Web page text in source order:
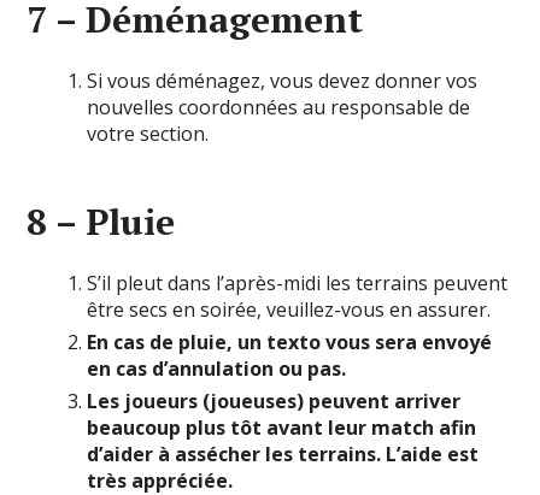
7 – Déménagement
Si vous déménagez, vous devez donner vos
nouvelles coordonnées au responsable de
votre section.
8 – Pluie
S’il pleut dans l’après-midi les terrains peuvent
être secs en soirée, veuillez-vous en assurer.
En cas de pluie, un texto vous sera envoyé
en cas d’annulation ou pas.
Les joueurs (joueuses) peuvent arriver
beaucoup plus tôt avant leur match afin
d’aider à assécher les terrains. L’aide est
très appréciée.